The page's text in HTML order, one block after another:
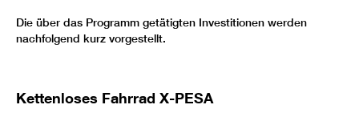
Die über das Programm getätigten Investitionen werden
nachfolgend kurz vorgestellt.
Kettenloses Fahrrad X-PESA